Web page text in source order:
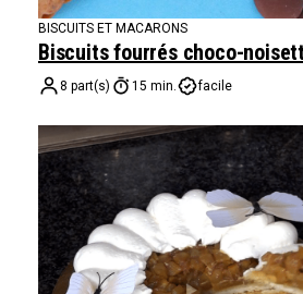
BISCUITS ET MACARONS
Biscuits fourrés choco-
8 part(s) 15 min. facile